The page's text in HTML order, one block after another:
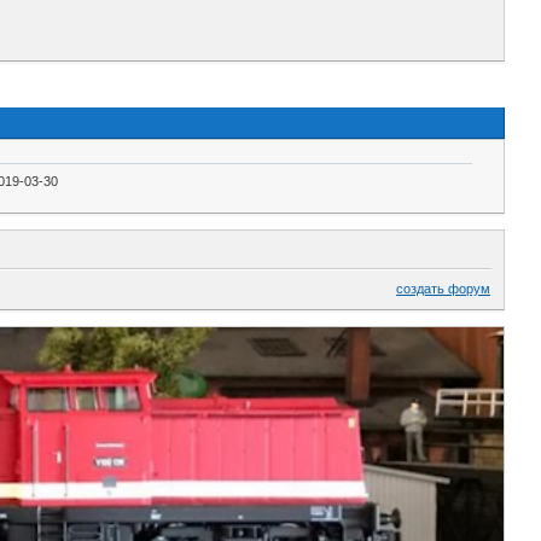
03-30
создать форум